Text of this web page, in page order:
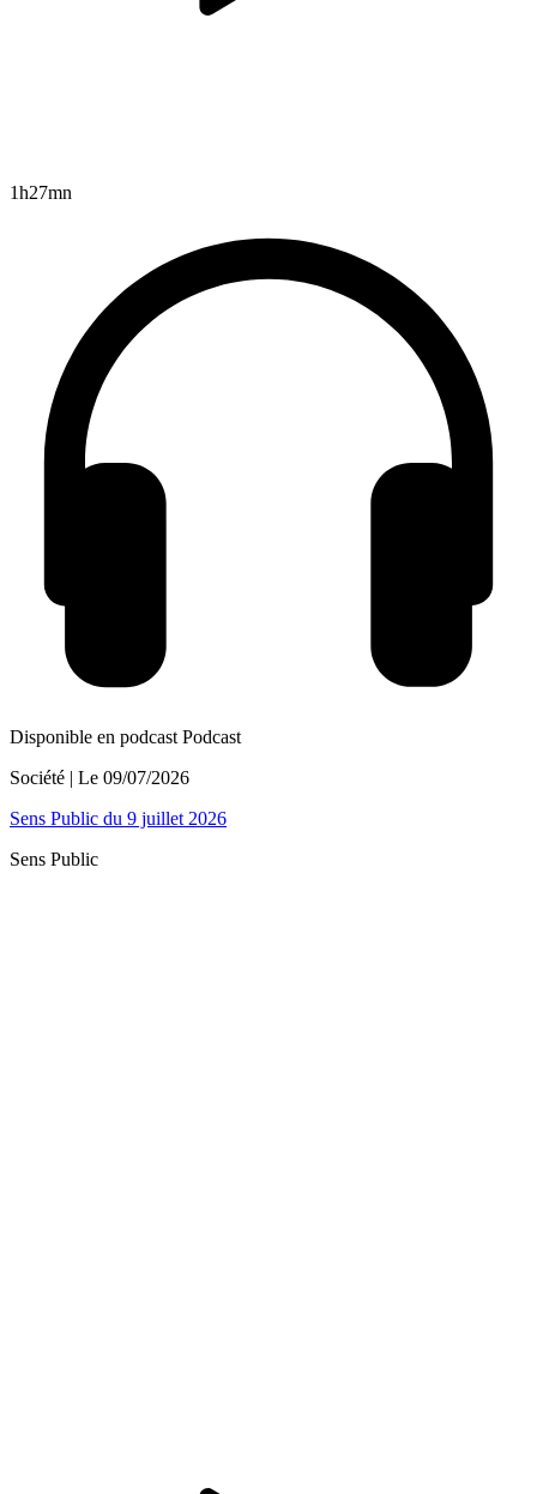
1h27mn
Disponible en podcast Podcast
Société | Le 09/07/2026
Sens Public du 9 juillet 2026
Sens Public